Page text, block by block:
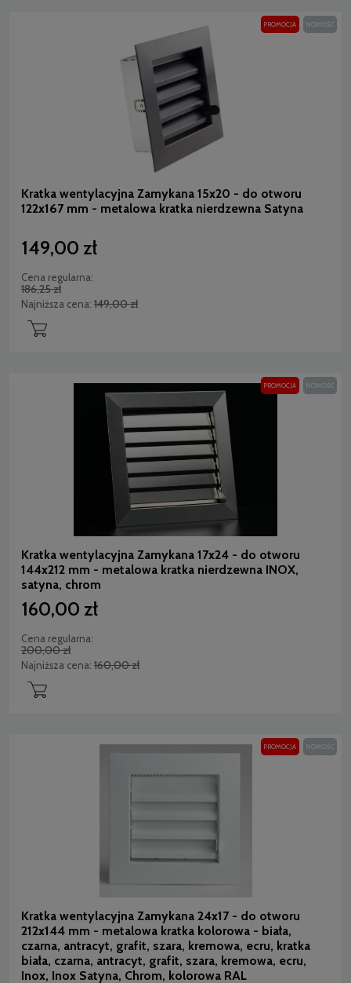
Kratka wentylacyjna Zamykana 15x20 - do otworu
122x167 mm - metalowa kratka nierdzewna Satyna
149,00 zł
Cena regularna:
186,25 zł
Najniższa cena: 149,00 zł
PROMOCJA NOWOŚĆ
Kratka wentylacyjna Zamykana 17x24 - do otworu
144x212 mm - metalowa kratka nierdzewna INOX,
satyna, chrom
160,00 zł
Cena regularna:
200,00 zł
Najniższa cena: 160,00 zł
PROMOCJA NOWOŚĆ
Kratka wentylacyjna Zamykana 24x17 - do otworu
212x144 mm - metalowa kratka kolorowa - biała,
czarna, antracyt, grafit, szara, kremowa, ecru, kratka
biała, czarna, antracyt, grafit, szara, kremowa, ecru,
Inox, Inox Satyna, Chrom, kolorowa RAL
PROMOCJA NOWOŚĆ